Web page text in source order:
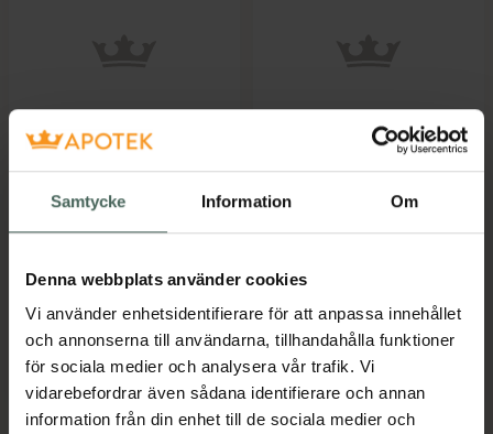
Samtycke Information Om
Denna webbplats använder cookies
Vi använder enhetsidentifierare för att anpassa innehållet
och annonserna till användarna, tillhandahålla funktioner
för sociala medier och analysera vår trafik. Vi
vidarebefordrar även sådana identifierare och annan
information från din enhet till de sociala medier och
1 av 5 i omdöme
Dirty Works Bubble
Trouble Bubble Bath
Badskum 500 ml
77 kr
KöpDirty Works Bubble Trouble Bubble
1 av 5 i omdöme
Dirty Works Tropical
Rain Power Coconut
71 kr
Mer info